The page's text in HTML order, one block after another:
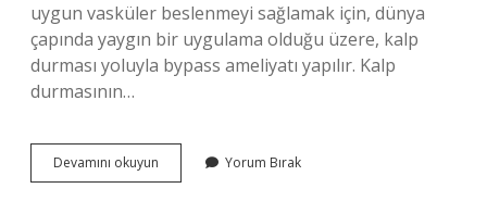
uygun vasküler beslenmeyi sağlamak için, dünya
çapında yaygın bir uygulama olduğu üzere, kalp
durması yoluyla bypass ameliyatı yapılır. Kalp
durmasının…
Devamını okuyun
Ameliyatı
Yorum Bırak